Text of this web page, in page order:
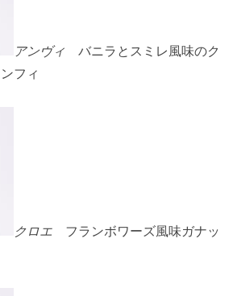
アンヴィ バニラとスミレ風味のク
フィ
クロエ フランボワーズ風味ガナッ